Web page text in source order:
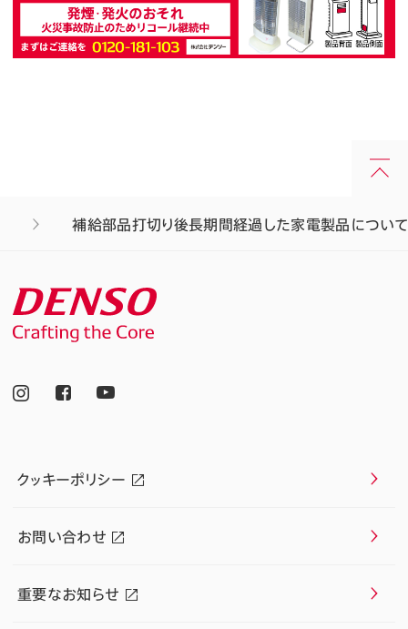
補給部品打切り後長期間経過した家電製品について
クッキーポリシー
お問い合わせ
重要なお知らせ